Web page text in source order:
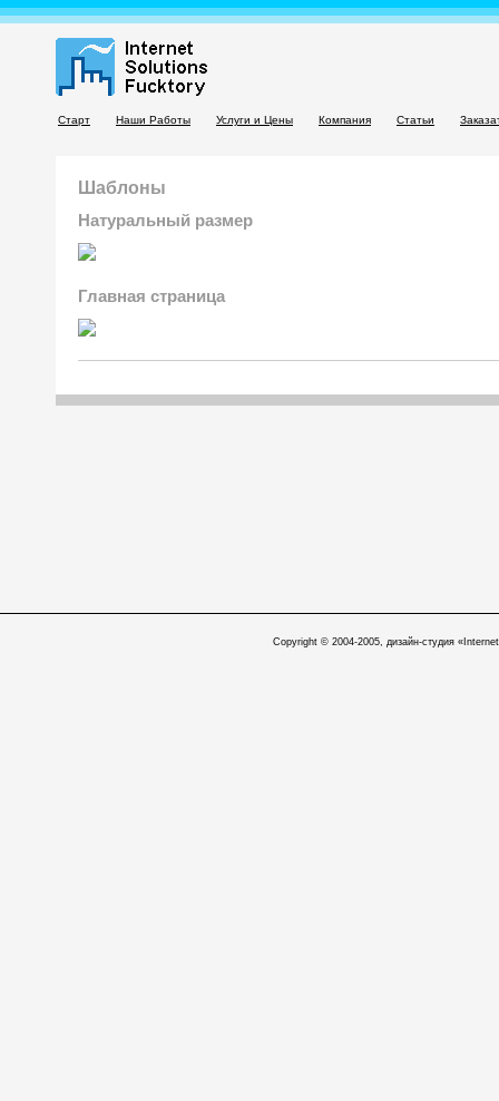
Старт Наши Работы Услуги и Цены Компания Статьи
Шаблоны
Натуральный размер
Главная страница
Copyright © 2004-2005, дизайн-студия